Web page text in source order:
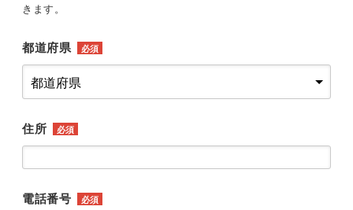
きます。
都道府県 必須
住所 必須
電話番号 必須